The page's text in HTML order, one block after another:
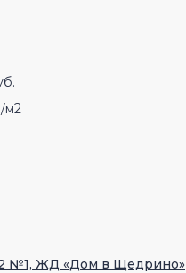
м2
№1, ЖД «Дом в Щедрино»